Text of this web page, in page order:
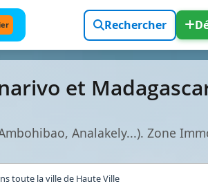
Rechercher
et
Analakely...). Zone
toute la ville de Haute Ville